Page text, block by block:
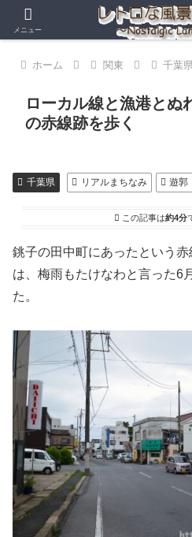
ホーム 関東 千葉
ローカル線と漁港とぬ
の赤線跡を歩く
千葉県 リアルまちなみ 遊郭
この記事は約4分
銚子の田中町にあったという
は、梅雨もたけなわと言った6
た。
メニュー